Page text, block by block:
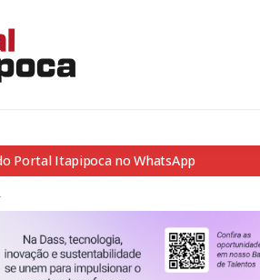
Portal Itapipoca no WhatsApp